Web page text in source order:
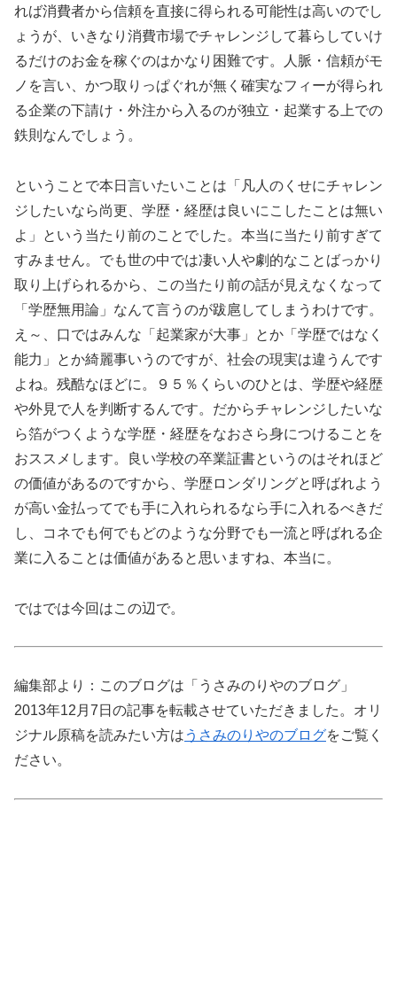
れば消費者から信頼を直接に得られる可能性は高いのでし
ょうが、いきなり消費市場でチャレンジして暮らしていけ
るだけのお金を稼ぐのはかなり困難です。人脈・信頼がモ
ノを言い、かつ取りっぱぐれが無く確実なフィーが得られ
る企業の下請け・外注から入るのが独立・起業する上での
鉄則なんでしょう。
ということで本日言いたいことは「凡人のくせにチャレン
ジしたいなら尚更、学歴・経歴は良いにこしたことは無い
よ」という当たり前のことでした。本当に当たり前すぎて
すみません。でも世の中では凄い人や劇的なことばっかり
取り上げられるから、この当たり前の話が見えなくなって
「学歴無用論」なんて言うのが跋扈してしまうわけです。
え～、口ではみんな「起業家が大事」とか「学歴ではなく
能力」とか綺麗事いうのですが、社会の現実は違うんです
よね。残酷なほどに。９５％くらいのひとは、学歴や経歴
や外見で人を判断するんです。だからチャレンジしたいな
ら箔がつくような学歴・経歴をなおさら身につけることを
おススメします。良い学校の卒業証書というのはそれほど
の価値があるのですから、学歴ロンダリングと呼ばれよう
が高い金払ってでも手に入れられるなら手に入れるべきだ
し、コネでも何でもどのような分野でも一流と呼ばれる企
業に入ることは価値があると思いますね、本当に。
ではでは今回はこの辺で。
編集部より：このブログは「うさみのりやのブログ」
2013年12月7日の記事を転載させていただきました。オリ
ジナル原稿を読みたい方は うさみのりやのブログをご覧く
ださい。